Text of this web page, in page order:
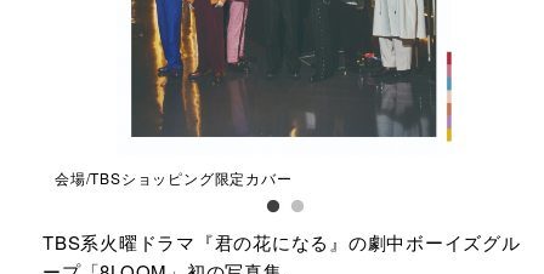
会場/TBSショッピング限定カバー
TBS系火曜ドラマ『君の花になる』の劇中ボーイズグル